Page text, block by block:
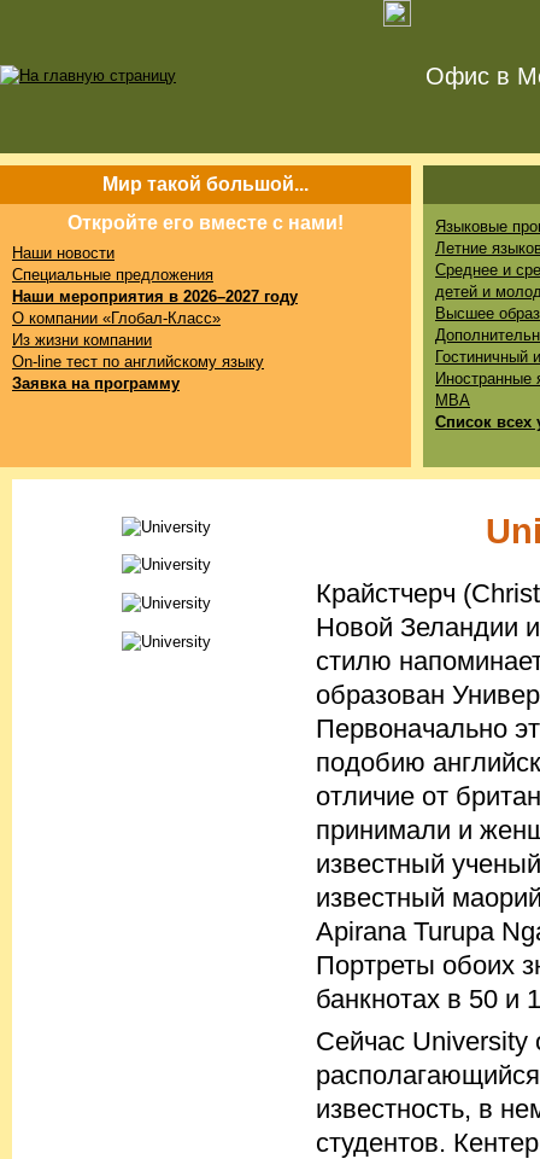
Офис в
Мир такой большой...
Откройте его вместе с нами!
Наши новости
Специальные предложения
Наши мероприятия в 2026–2027 году
О компании «Глобал-Класс»
Из жизни компании
On-line тест по английскому языку
Заявка на программу
Языковые
Летние
Среднее и
детей и
Высшее
Гостиничный
Иностранные
MBA
Список всех
Крайстчерч
Новой Зеландии
стилю
образован
Первоначально
подобию
отличие от
принимали и
известный
известный
Apirana Turupa
Портреты обоих
банкнотах в 50 и
Сейчас University
известность, в
студентов.